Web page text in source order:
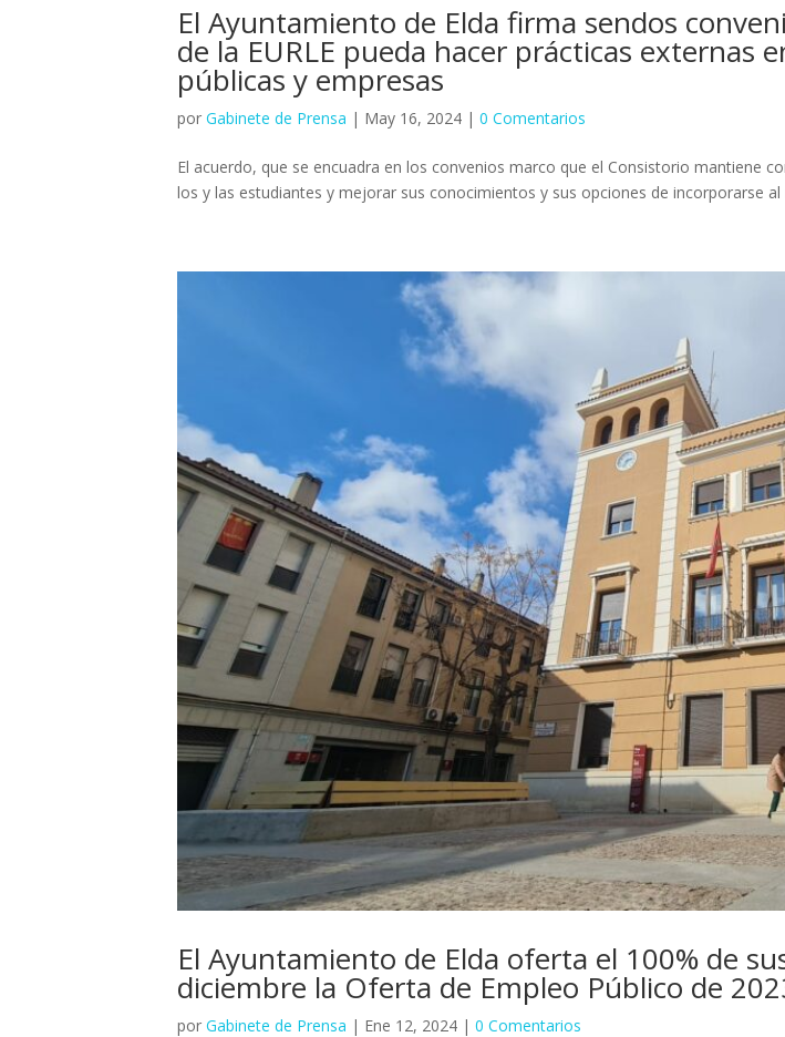
El Ayuntamiento de Elda firma sendos
de la EURLE pueda hacer prácticas externas
públicas y empresas
por Gabinete de Prensa | May 16, 2024 | 0 Comentarios
El acuerdo, que se encuadra en los convenios marco que el Consistorio mantiene
los y las estudiantes y mejorar sus conocimientos y sus opciones de incorporarse
El Ayuntamiento de Elda oferta el 100% de
diciembre la Oferta de Empleo Público de
por Gabinete de Prensa | Ene 12, 2024 | 0 Comentarios